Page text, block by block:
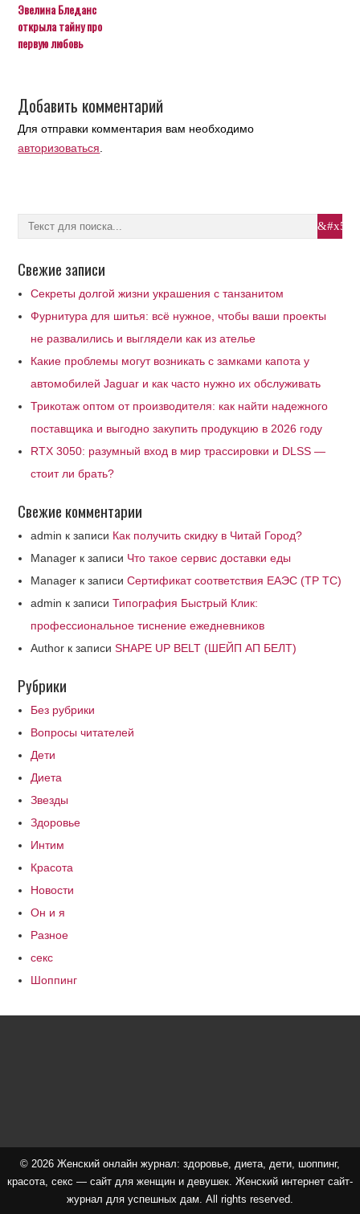
Эвелина Бледанс
открыла тайну про
первую любовь
Добавить комментарий
Для отправки комментария вам необходимо
авторизоваться
Свежие записи
Секреты долгой жизни украшения с танзанитом
Фурнитура для шитья: всё нужное, чтобы ваши проекты
не развалились и выглядели как из ателье
Какие проблемы могут возникать с замками капота у
автомобилей Jaguar и как часто нужно их обслуживать
Трикотаж оптом от производителя: как найти надежного
поставщика и выгодно закупить продукцию в 2026 году
RTX 3050: разумный вход в мир трассировки и DLSS —
стоит ли брать?
Свежие комментарии
admin к записи Как получить скидку в Читай Город?
Manager к записи Что такое сервис доставки еды
Manager к записиСертификат соответствия ЕАЭС (ТР ТС)
admin к записиТипография Быстрый Клик:
профессиональное тиснение ежедневников
Author к записиSHAPE UP BELT (ШЕЙП АП БЕЛТ)
Рубрики
Без рубрики
Вопросы читателей
Дети
Диета
Звезды
Здоровье
Интим
Красота
Новости
Он и я
Разное
секс
Шоппинг
© 2026 Женский онлайн журнал: здоровье, диета, дети, шоппинг,
красота, секс — сайт для женщин и девушек. Женский интернет сайт-
журнал для успешных дам. All rights reserved.